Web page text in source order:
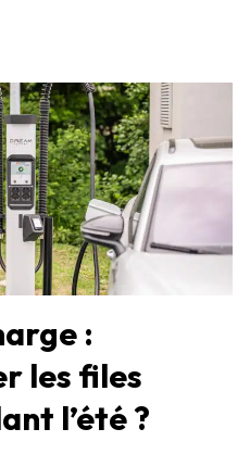
:
les files
l’été ?